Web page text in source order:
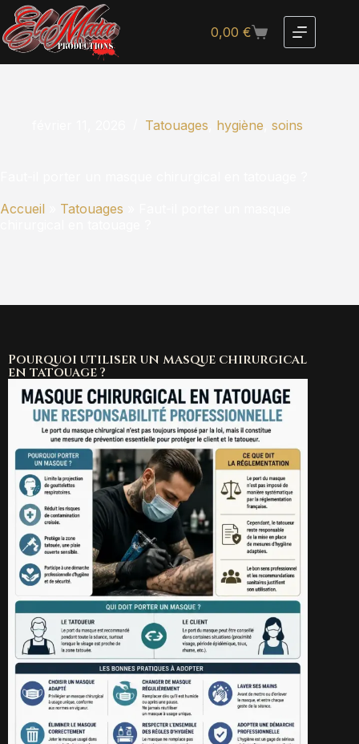
0,00€
Tatouages hygiène soins
Accueil
Tatouages
Pourquoi utiliser un masque chirurgical
en tatouage ?